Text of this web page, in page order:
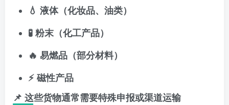
💧 液体（化妆品、油类）
🧪 粉末（化工产品）
🔥 易燃品（部分材料）
⚡ 磁性产品
📌 这些货物通常需要特殊申报或渠道运输